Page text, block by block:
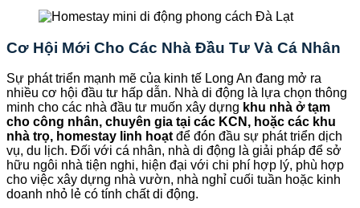
Cơ Hội Mới Cho Các Nhà Đầu Tư Và Cá Nhân
Sự phát triển mạnh mẽ của kinh tế Long An đang mở ra
nhiều cơ hội đầu tư hấp dẫn. Nhà di động là lựa chọn thông
minh cho các nhà đầu tư muốn xây dựng khu nhà ở tạm
cho công nhân, chuyên gia tại các KCN, hoặc các khu
nhà trọ, homestay linh hoạt để đón đầu sự phát triển dịch
vụ, du lịch. Đối với cá nhân, nhà di động là giải pháp để sở
hữu ngôi nhà tiện nghi, hiện đại với chi phí hợp lý, phù hợp
cho việc xây dựng nhà vườn, nhà nghỉ cuối tuần hoặc kinh
doanh nhỏ lẻ có tính chất di động.